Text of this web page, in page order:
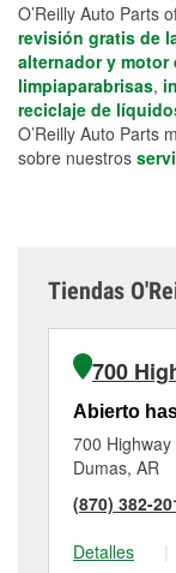
O’Reilly Auto Parts
revisión gratis de
alternador y motor
limpiaparabrisas,
reciclaje de
O’Reilly Auto Parts
sobre nuestros
Tiendas
700
Abierto
700
Dumas, AR
(870) 382-
Detalles
|